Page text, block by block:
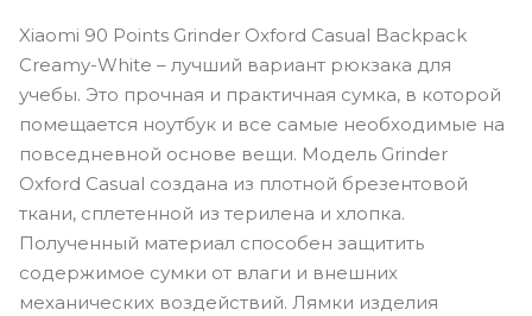
Xiaomi 90 Points Grinder Oxford Casual Backpack
Creamy-White – лучший вариант рюкзака для
учебы. Это прочная и практичная сумка, в которой
помещается ноутбук и все самые необходимые на
повседневной основе вещи. Модель Grinder
Oxford Casual создана из плотной брезентовой
ткани, сплетенной из терилена и хлопка.
Полученный материал способен защитить
содержимое сумки от влаги и внешних
механических воздействий. Лямки изделия